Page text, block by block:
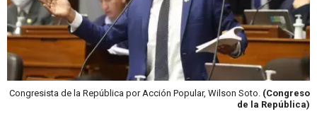
Congresista de la República por Acción Popular, Wilson Soto. (Congreso
de la República)